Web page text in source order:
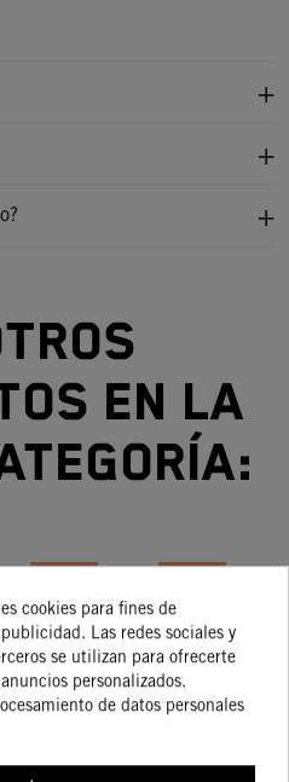
en la
MUD
GRIPS
14,94 €
PROTECTOR
DE
RADIADOR
99,04 €
cookies para fines de
Las redes sociales y
se utilizan para ofrecerte
personalizados.
de datos personales